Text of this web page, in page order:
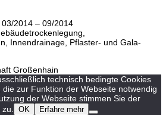
2014 – 09/2014
Innendrainage, Pflaster- und Gala-
Großenhain
technisch bedingte Cookies
zur Funktion der Webseite notwendig
der Webseite stimmen Sie der
zu. OK Erfahre mehr